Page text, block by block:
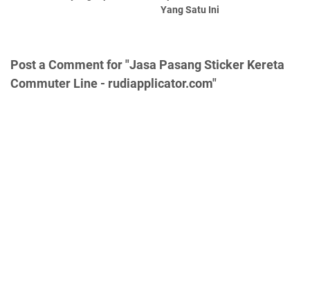
Yang Satu Ini
Post a Comment for "Jasa Pasang Sticker Kereta
Commuter Line - rudiapplicator.com"